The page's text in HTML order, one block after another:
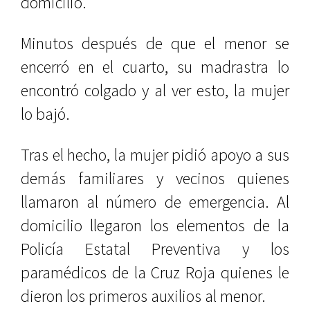
Minutos después de que el menor se
encerró en el cuarto, su madrastra lo
encontró colgado y al ver esto, la mujer
lo bajó.
Tras el hecho, la mujer pidió apoyo a sus
demás familiares y vecinos quienes
llamaron al número de emergencia. Al
domicilio llegaron los elementos de la
Policía Estatal Preventiva y los
paramédicos de la Cruz Roja quienes le
dieron los primeros auxilios al menor.